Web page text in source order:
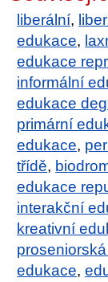
liberální,
edukace,
edukace
informální
edukace
primární
edukace,
třídě,
edukace
interakční
kreativní
edukace,